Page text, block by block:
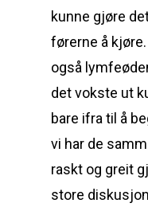
kunne gjøre
førerne å
også
det vokste ut
bare ifra til å
vi har de
raskt og greit
store